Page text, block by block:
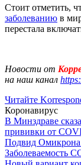
Стоит отметить,
заболеванию в
перестала
Новости от
на наш канал
Читайте
Коронавирус
В Минздраве
прививки от
Подвид Омикрона
Заболеваемость